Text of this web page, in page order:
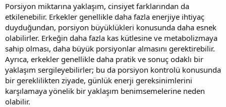
Porsiyon miktarına yaklaşım, cinsiyet farklarından da
etkilenebilir. Erkekler genellikle daha fazla enerjiye ihtiyaç
duyduğundan, porsiyon büyüklükleri konusunda daha esnek
olabilirler. Erkeğin daha fazla kas kütlesine ve metabolizmaya
sahip olması, daha büyük porsiyonlar almasını gerektirebilir.
Ayrıca, erkekler genellikle daha pratik ve sonuç odaklı bir
yaklaşım sergileyebilirler; bu da porsiyon kontrolü konusunda
bir gereklilikten ziyade, günlük enerji gereksinimlerini
karşılamaya yönelik bir yaklaşım benimsemelerine neden
olabilir.